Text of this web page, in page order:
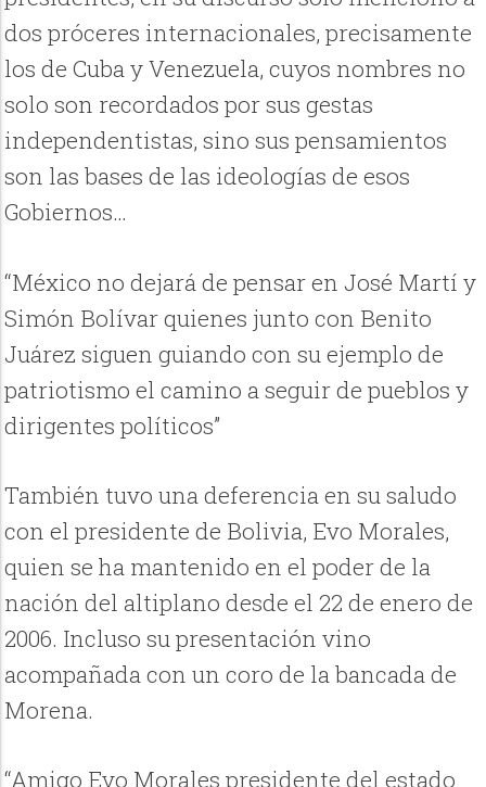
dos próceres internacionales, precisamente
los de Cuba y Venezuela, cuyos nombres no
solo son recordados por sus gestas
independentistas, sino sus pensamientos
son las bases de las ideologías de esos
Gobiernos…
“México no dejará de pensar en José Martí y
Simón Bolívar quienes junto con Benito
Juárez siguen guiando con su ejemplo de
patriotismo el camino a seguir de pueblos y
dirigentes políticos”
También tuvo una deferencia en su saludo
con el presidente de Bolivia, Evo Morales,
quien se ha mantenido en el poder de la
nación del altiplano desde el 22 de enero de
2006. Incluso su presentación vino
acompañada con un coro de la bancada de
Morena.
“Amigo Evo Morales presidente del estado